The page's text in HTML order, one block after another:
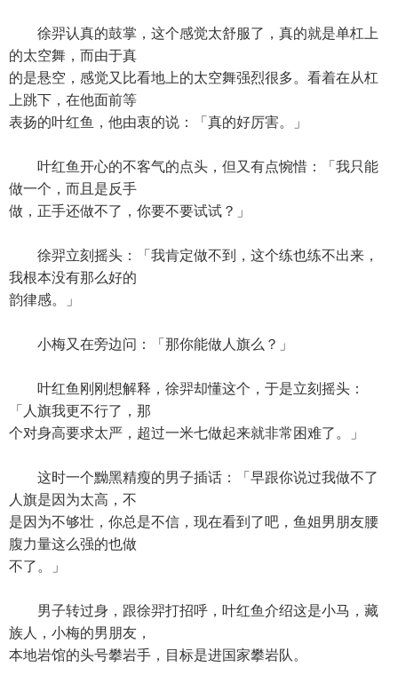
徐羿认真的鼓掌，这个感觉太舒服了，真的就是单杠上
的太空舞，而由于真
的是悬空，感觉又比看地上的太空舞强烈很多。看着在从杠
上跳下，在他面前等
表扬的叶红鱼，他由衷的说：「真的好厉害。」
叶红鱼开心的不客气的点头，但又有点惋惜：「我只能
做一个，而且是反手
做，正手还做不了，你要不要试试？」
徐羿立刻摇头：「我肯定做不到，这个练也练不出来，
我根本没有那么好的
韵律感。」
小梅又在旁边问：「那你能做人旗么？」
叶红鱼刚刚想解释，徐羿却懂这个，于是立刻摇头：
「人旗我更不行了，那
个对身高要求太严，超过一米七做起来就非常困难了。」
这时一个黝黑精瘦的男子插话：「早跟你说过我做不了
人旗是因为太高，不
是因为不够壮，你总是不信，现在看到了吧，鱼姐男朋友腰
腹力量这么强的也做
不了。」
男子转过身，跟徐羿打招呼，叶红鱼介绍这是小马，藏
族人，小梅的男朋友，
本地岩馆的头号攀岩手，目标是进国家攀岩队。